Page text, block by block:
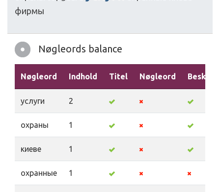
фирмы
Nøgleords balance
Nøgleord Indhold Titel Nøgleord
услуги 2
охраны 1
киеве 1
охранные 1